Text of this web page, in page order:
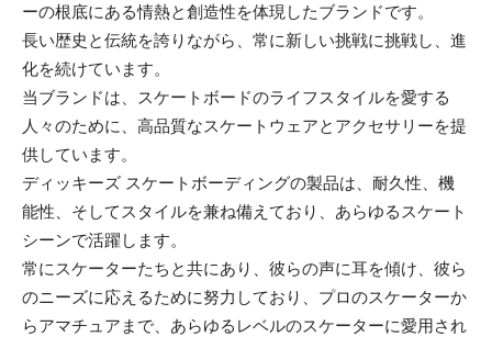
ーの根底にある情熱と創造性を体現したブランドです。
長い歴史と伝統を誇りながら、常に新しい挑戦に挑戦し、進
化を続けています。
当ブランドは、スケートボードのライフスタイルを愛する
人々のために、高品質なスケートウェアとアクセサリーを提
供しています。
ディッキーズ スケートボーディングの製品は、耐久性、機
能性、そしてスタイルを兼ね備えており、あらゆるスケート
シーンで活躍します。
常にスケーターたちと共にあり、彼らの声に耳を傾け、彼ら
のニーズに応えるために努力しており、プロのスケーターか
らアマチュアまで、あらゆるレベルのスケーターに愛用され